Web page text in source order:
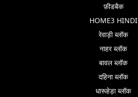
फ़ीडबैक
HOME3 HINDI
रेवाड़ी ब्लॉक
नाहर ब्लॉक
बावल ब्लॉक
दहिना ब्लॉक
धारूहेड़ा ब्लॉक